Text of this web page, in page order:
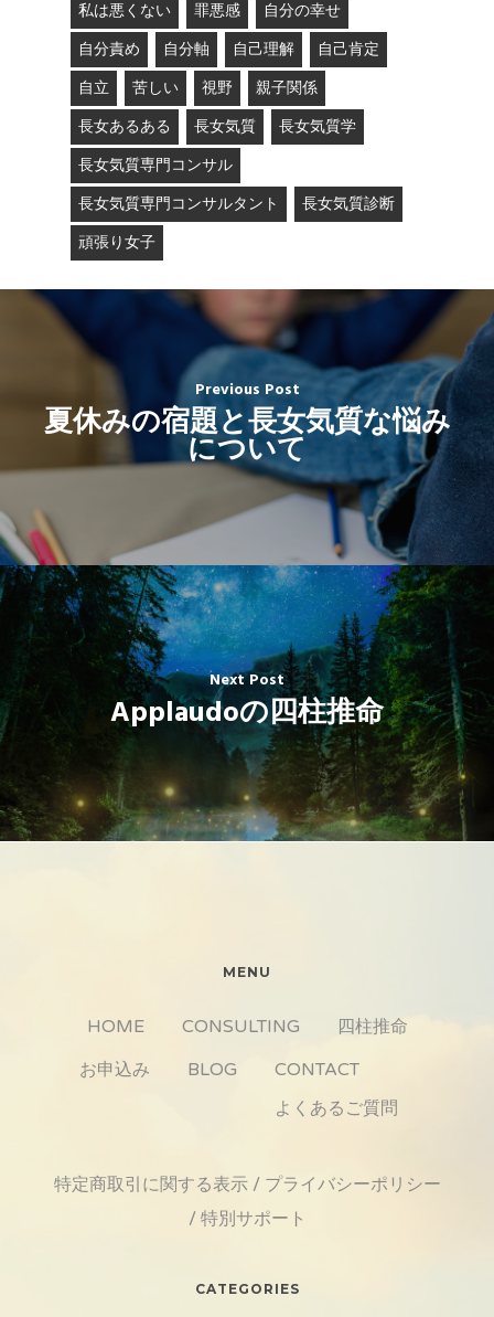
私は悪くない 罪悪感 自分の幸せ
自分責め 自分軸 自己理解 自己肯定
自立 苦しい 視野 親子関係
長女あるある 長女気質 長女気質学
長女気質専門コンサル
長女気質専門コンサルタント 長女気質診断
頑張り女子
Previous Post
夏休みの宿題と長女気質な悩み
について
Next Post
Applaudoの四柱推命
MENU
HOME CONSULTING
四柱推命
お申込み
BLOG
CONTACT
よくあるご質問
特定商取引に関する表示/ プライバシーポリシー
/ 特別サポート
CATEGORIES